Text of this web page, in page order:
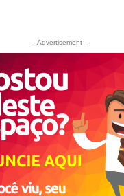
- Advertisement -